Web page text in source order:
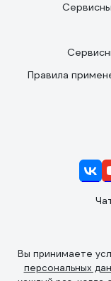
Правила
Вы принимаете
персональных